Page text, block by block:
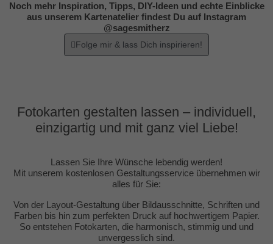
Noch mehr Inspiration, Tipps, DIY-Ideen und echte Einblicke
aus unserem Kartenatelier findest Du auf Instagram
@sagesmitherz
Folge mir & lass Dich inspirieren!
Fotokarten gestalten lassen – individuell,
einzigartig und mit ganz viel Liebe!
Lassen Sie Ihre Wünsche lebendig werden!
Mit unserem kostenlosen Gestaltungsservice übernehmen wir
alles für Sie:
Von der Layout-Gestaltung über Bildausschnitte, Schriften und
Farben bis hin zum perfekten Druck auf hochwertigem Papier.
So entstehen Fotokarten, die harmonisch, stimmig und und
unvergesslich sind.